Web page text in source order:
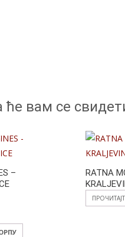
вам се
–
RATNA